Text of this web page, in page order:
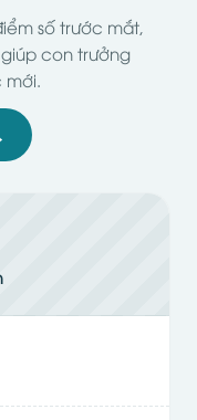
số trước mắt,
giúp con trưởng
mới.